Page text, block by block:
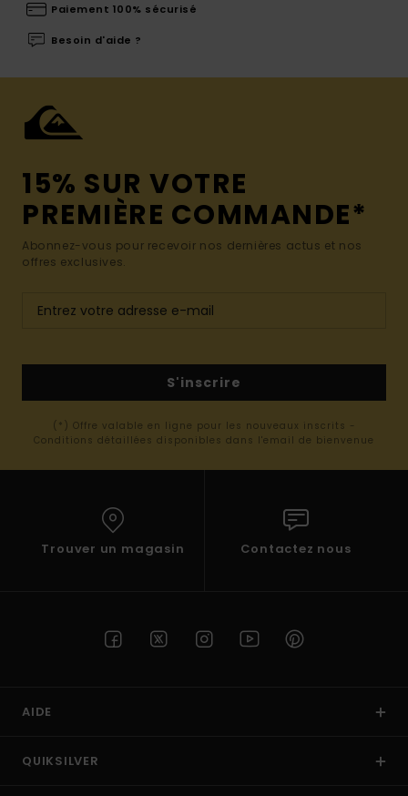
Paiement 100% sécurisé
Besoin d'aide ?
15% SUR VOTRE
PREMIÈRE COMMANDE*
Abonnez-vous pour recevoir nos dernières actus et nos
offres exclusives.
S'inscrire
(*) Offre valable en ligne pour les nouveaux inscrits -
Conditions détaillées disponibles dans l'email de bienvenue
Trouver un magasin Contactez nous
AIDE
QUIKSILVER